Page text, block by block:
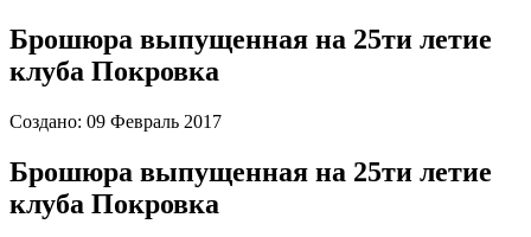
Брошюра выпущенная на 25ти летие
клуба Покровка
Создано: 09 Февраль 2017
Брошюра выпущенная на 25ти летие
клуба Покровка